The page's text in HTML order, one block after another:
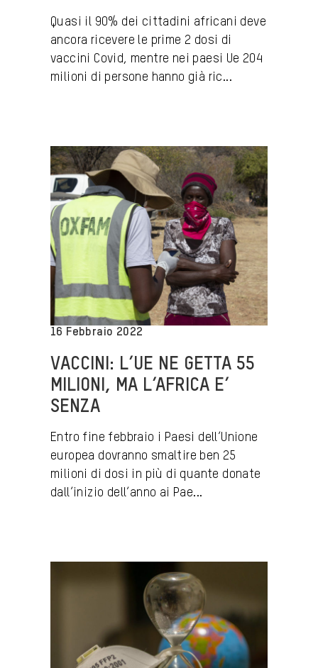
Quasi il 90% dei cittadini africani deve
ancora ricevere le prime 2 dosi di
vaccini Covid, mentre nei paesi Ue 204
milioni di persone hanno già ric...
16 Febbraio 2022
VACCINI: L’UE NE GETTA 55
MILIONI, MA L’AFRICA E’
SENZA
Entro fine febbraio i Paesi dell’Unione
europea dovranno smaltire ben 25
milioni di dosi in più di quante donate
dall’inizio dell’anno ai Pae...